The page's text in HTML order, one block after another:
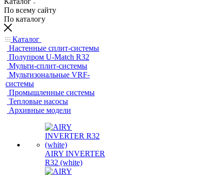
По всему сайту
По каталогу
Каталог
Настенные сплит-системы
Полупром U-Match R32
Мульти-сплит-системы
Мультизональные VRF-
системы
Промышленные системы
Тепловые насосы
Архивные модели
AIRY INVERTER
R32 (white)